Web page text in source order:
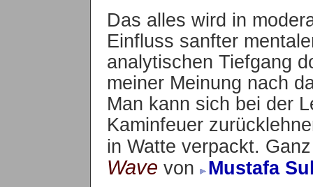
Das alles wird in
Einfluss sanfter
analytischen Tiefgang
meiner Meinung nach
Man kann sich bei der
Kaminfeuer
in Watte verpackt.
Wave von
Mustafa